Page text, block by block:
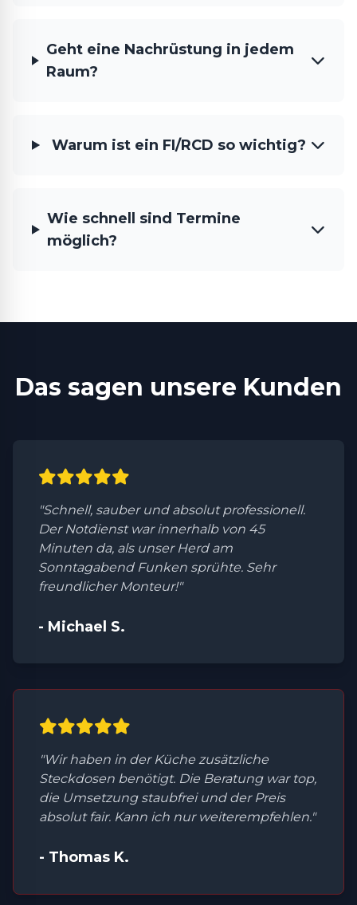
Geht eine Nachrüstung in jedem
Raum?
Warum ist ein FI/RCD so wichtig?
Wie schnell sind Termine
möglich?
Das sagen unsere Kunden
"Schnell, sauber und absolut professionell.
Der Notdienst war innerhalb von 45
Minuten da, als unser Herd am
Sonntagabend Funken sprühte. Sehr
freundlicher Monteur!"
- Michael S.
"Wir haben in der Küche zusätzliche
Steckdosen benötigt. Die Beratung war top,
die Umsetzung staubfrei und der Preis
absolut fair. Kann ich nur weiterempfehlen."
- Thomas K.